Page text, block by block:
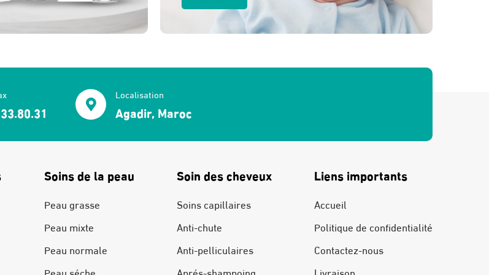
Localisation
Agadir, Maroc
Soins de la peau
Peau grasse
Peau mixte
Peau normale
Soin des cheveux
Soins capillaires
Anti-chute
Anti-pelliculaires
Liens importants
Accueil
Politique de confidentialité
Contactez-nous